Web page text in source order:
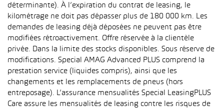
déterminante). À l’expiration du contrat de leasing, le
kilométrage ne doit pas dépasser plus de 180 000 km. Les
demandes de leasing déjà déposées ne peuvent pas être
modifiées rétroactivement. Offre réservée à la clientèle
privée. Dans la limite des stocks disponibles. Sous réserve de
modifications. Special AMAG Advanced PLUS comprend la
prestation service (liquides compris), ainsi que les
changements et les remplacements de pneus (hors
entreposage). L’assurance mensualités Special LeasingPLUS
Care assure les mensualités de leasing contre les risques de